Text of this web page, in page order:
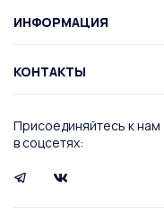
Присоединяйтесь к нам
в соцсетях:
ИНФОРМАЦИЯ
КОНТАКТЫ